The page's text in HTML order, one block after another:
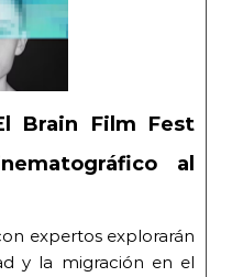
Brain Film Fest
al
expertos explorarán
y la migración en el